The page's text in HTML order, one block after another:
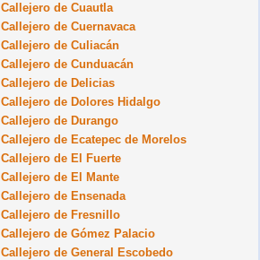
Callejero de Cuautla
Callejero de Cuernavaca
Callejero de Culiacán
Callejero de Cunduacán
Callejero de Delicias
Callejero de Dolores Hidalgo
Callejero de Durango
Callejero de Ecatepec de Morelos
Callejero de El Fuerte
Callejero de El Mante
Callejero de Ensenada
Callejero de Fresnillo
Callejero de Gómez Palacio
Callejero de General Escobedo